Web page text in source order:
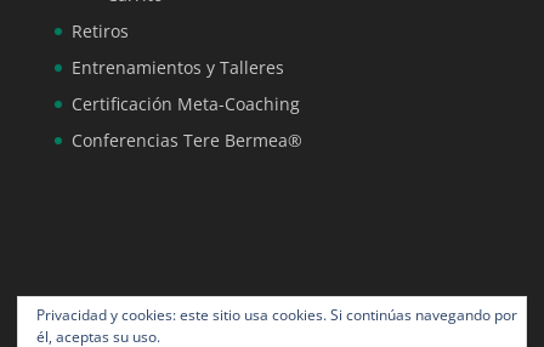
Retiros
Entrenamientos y Talleres
Certificación Meta-Coaching
Conferencias Tere Bermea®
Privacidad y cookies: este sitio usa cookies. Si continúas navegando por
él, aceptas su uso.